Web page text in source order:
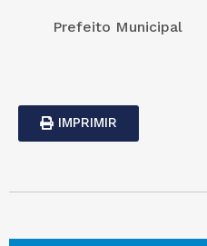
Prefeito Municipal
IMPRIMIR